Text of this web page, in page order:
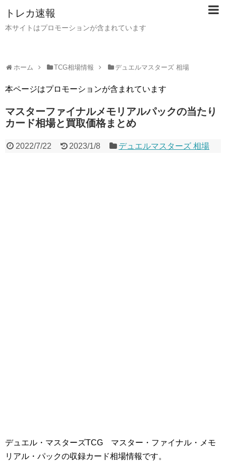
トレカ速報
本サイトはプロモーションが含まれています
ホーム TCG相場情報 デュエルマスターズ 相場
本ページはプロモーションが含まれています
マスターファイナルメモリアルパックの当たり
カード相場と買取価格まとめ
2022/7/22 2023/1/8 デュエルマスターズ 相場
デュエル・マスターズTCG マスター・ファイナル・メモ
リアル・パックの収録カード相場情報です。